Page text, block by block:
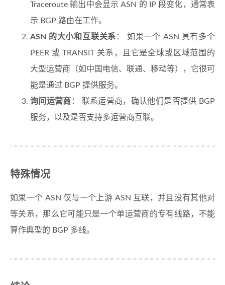
Traceroute 输出中会显示 ASN 的 IP 段变化，通常表
示 BGP 路由在工作。
ASN 的大小和互联关系 ： 如果一个 ASN 具有多个
PEER 或 TRANSIT 关系，且它是全球或区域范围的
大型运营商（如中国电信、联通、移动等），它很可
能是通过 BGP 提供服务。
询问运营商 ： 联系运营商，确认他们是否提供 BGP
服务，以及是否支持多运营商互联。
特殊情况
如果一个 ASN 仅与一个上游 ASN 互联，并且没有其他对
等关系，那么它可能只是一个单运营商的专有线路，不能
算作典型的 BGP 多线。